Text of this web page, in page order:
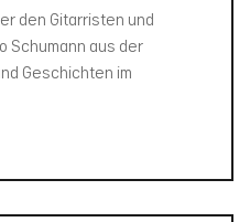
den Gitarristen und
Schumann aus der
Geschichten im